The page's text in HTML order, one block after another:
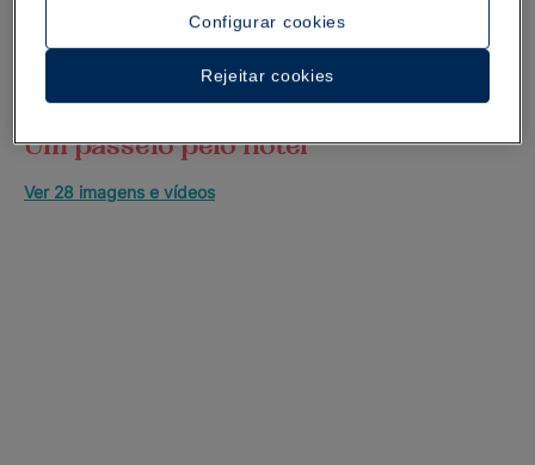
Um passeio pelo hotel
Ver 28 imagens e vídeos
Configurar cookies
Rejeitar cookies